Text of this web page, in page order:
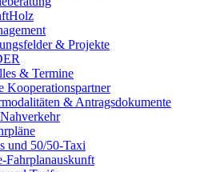
& Projekte
& Termine
Kooperationspartner
& Antragsdokumente
und 50/50-Taxi
Fahrplanauskunft